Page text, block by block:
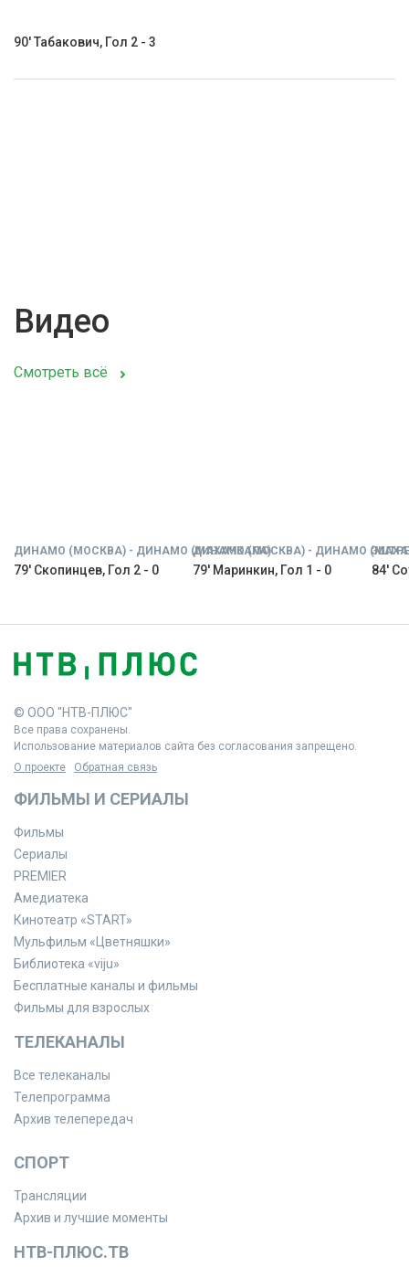
90' Табакович, Гол 2 - 3
Видео
Смотреть всё
ДИНАМО (МОСКВА) - ДИНАМО (МАХАЧКАЛА)
79' Скопинцев, Гол 2 - 0
ДИНАМО (МОСКВА) - ДИНАМО
79' Маринкин, Гол 1 - 0 84'
© ООО "НТВ-ПЛЮС"
Все права сохранены.
Использование материалов сайта без согласования запрещено.
О проекте
Обратная связь
ФИЛЬМЫ И СЕРИАЛЫ
Фильмы
Сериалы
PREMIER
Амедиатека
Кинотеатр «START»
Мульфильм «Цветняшки»
Библиотека «viju»
Бесплатные каналы и фильмы
Фильмы для взрослых
ТЕЛЕКАНАЛЫ
Все телеканалы
Телепрограмма
Архив телепередач
СПОРТ
Трансляции
Архив и лучшие моменты
НТВ-ПЛЮС.ТВ